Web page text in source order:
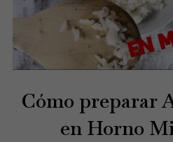
Cómo preparar
en Horno